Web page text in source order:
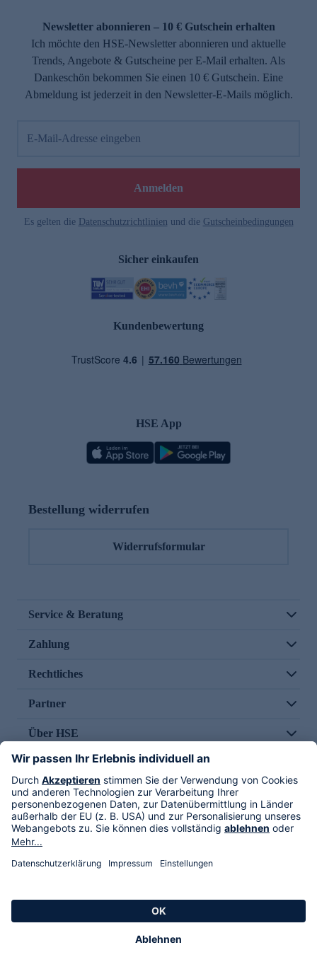
Newsletter abonnieren – 10 € Gutschein erhalten
Ich möchte den HSE-Newsletter abonnieren und aktuelle
Trends, Angebote & Gutscheine per E-Mail erhalten. Als
Dankeschön bekommen Sie einen 10 € Gutschein. Eine
Abmeldung ist jederzeit in den Newsletter-E-Mails möglich.
E-Mail-Adresse eingeben
Anmelden
Es gelten die Datenschutzrichtlinien und die Gutscheinbedingungen
Sicher einkaufen
Kundenbewertung
HSE App
Bestellung widerrufen
Widerrufsformular
Service & Beratung
Zahlung
Rechtliches
Partner
Über HSE
Im TV
HSE International